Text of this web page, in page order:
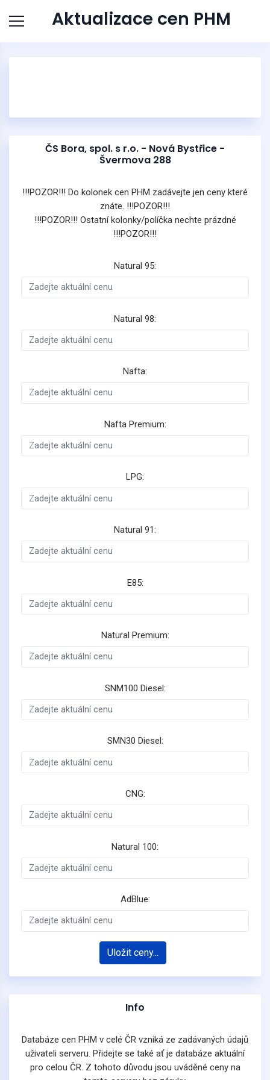
Aktualizace cen PHM
ČS Bora, spol. s r.o. - Nová Bystřice -
Švermova 288
!!!POZOR!!! Do kolonek cen PHM zadávejte jen ceny které
znáte. !!!POZOR!!!
!!!POZOR!!! Ostatní kolonky/políčka nechte prázdné
!!!POZOR!!!
Natural 95:
Natural 98:
Nafta:
Nafta Premium:
LPG:
Natural 91:
E85:
Natural Premium:
SNM100 Diesel:
SMN30 Diesel:
CNG:
Natural 100:
AdBlue:
Uložit ceny...
Info
Databáze cen PHM v celé ČR vzniká ze zadávaných údajů
uživateli serveru. Přidejte se také ať je databáze aktuální
pro celou ČR. Z tohoto důvodu jsou uváděné ceny na